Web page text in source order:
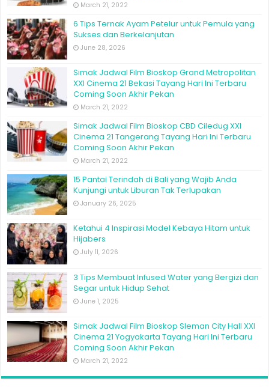
March 21, 2022
6 Tips Ternak Ayam Petelur untuk Pemula yang
Sukses dan Berkelanjutan
June 28, 2026
Simak Jadwal Film Bioskop Grand Metropolitan
XXI Cinema 21 Bekasi Tayang Hari Ini Terbaru
Coming Soon Akhir Pekan
March 21, 2022
Simak Jadwal Film Bioskop CBD Ciledug XXI
Cinema 21 Tangerang Tayang Hari Ini Terbaru
Coming Soon Akhir Pekan
March 21, 2022
15 Pantai Terindah di Bali yang Wajib Anda
Kunjungi untuk Liburan Tak Terlupakan
January 26, 2025
Ketahui 4 Inspirasi Model Kebaya Hitam untuk
Hijabers
July 11, 2026
3 Tips Membuat Infused Water yang Bergizi dan
Segar untuk Hidup Sehat
June 1, 2025
Simak Jadwal Film Bioskop Sleman City Hall XXI
Cinema 21 Yogyakarta Tayang Hari Ini Terbaru
Coming Soon Akhir Pekan
March 21, 2022